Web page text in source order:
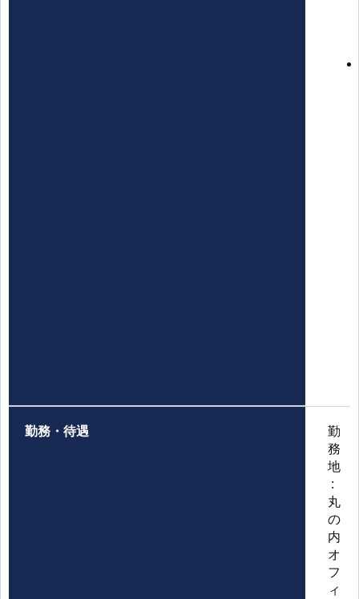
勤務・待遇
勤
務
地
:
丸
の
内
オ
フ
ィ